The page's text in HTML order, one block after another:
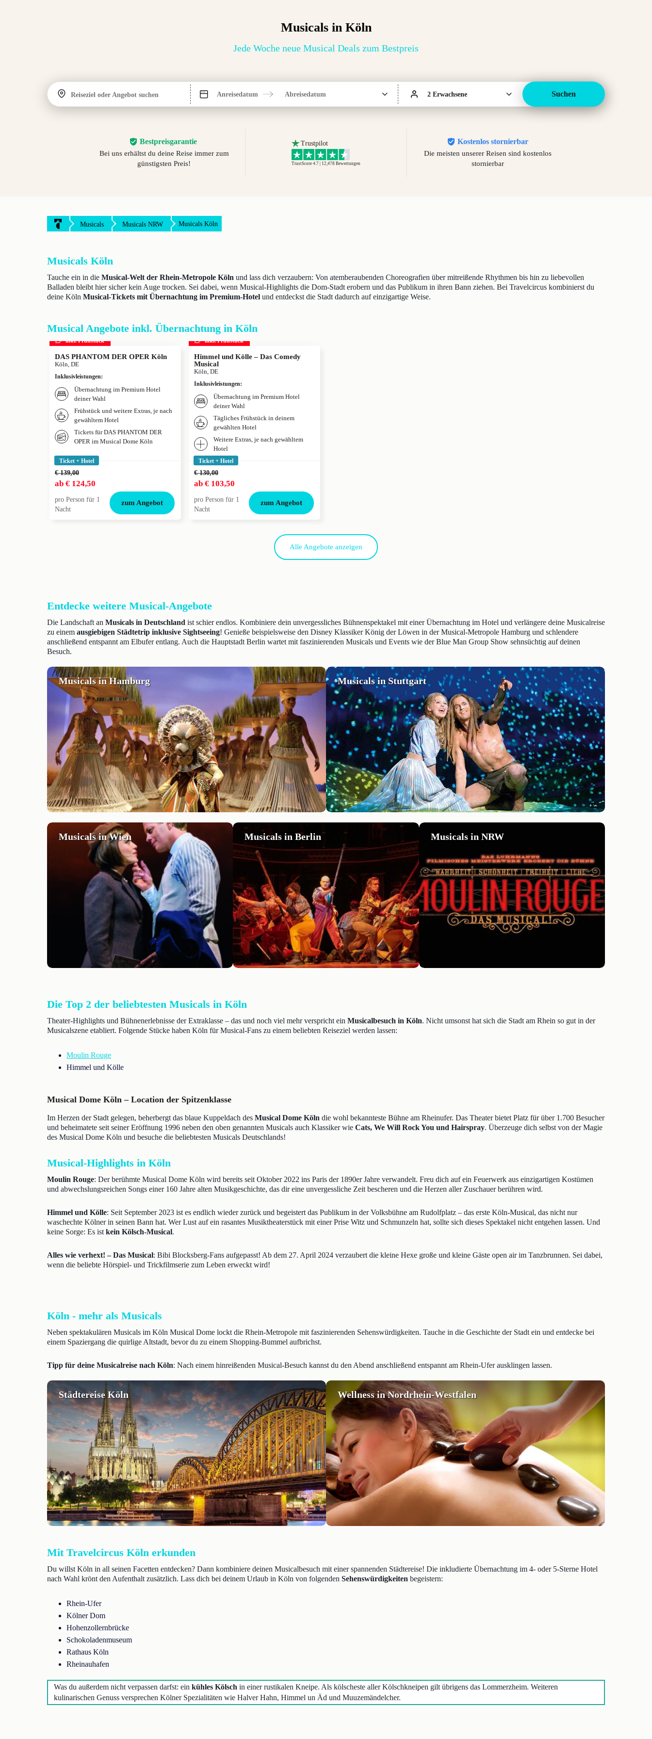
Musicals in Köln
Jede Woche neue Musical Deals zum Bestpreis
Reiseziel oder Angebot suchen Anreisedatum Abreisedatum 2 Erwachsene Suchen
Bestpreisgarantie
Bei uns erhältst du deine Reise immer zum
günstigsten Preis!
Trustpilot
TrustScore 4.7 | 12,478 Bewertungen
Kostenlos stornierbar
Die meisten unserer Reisen sind kostenlos
stornierbar
Musicals Musicals NRW Musicals Köln
Musicals Köln
Tauche ein in die Musical-Welt der Rhein-Metropole Köln und lass dich verzaubern: Von atemberaubenden Choreografien über mitreißende Rhythmen bis hin zu liebevollen
Balladen bleibt hier sicher kein Auge trocken. Sei dabei, wenn Musical-Highlights die Dom-Stadt erobern und das Publikum in ihren Bann ziehen. Bei Travelcircus kombinierst du
deine Köln Musical-Tickets mit Übernachtung im Premium-Hotel und entdeckst die Stadt dadurch auf einzigartige Weise.
Musical Angebote inkl. Übernachtung in Köln
inkl. Frühstück
DAS PHANTOM DER OPER Köln
Köln, DE
Inklusivleistungen:
Übernachtung im Premium Hotel
deiner Wahl
Frühstück und weitere Extras, je nach
gewähltem Hotel
Tickets für DAS PHANTOM DER
OPER im Musical Dome Köln
Ticket + Hotel
€ 139,00
ab € 124,50
pro Person für 1
Nacht
zum Angebot
inkl. Frühstück
Himmel und Kölle – Das Comedy
Musical
Köln, DE
Inklusivleistungen:
Übernachtung im Premium Hotel
deiner Wahl
Tägliches Frühstück in deinem
gewählten Hotel
Weitere Extras, je nach gewähltem
Hotel
Ticket + Hotel
€ 130,00
ab € 103,50
pro Person für 1
Nacht
zum Angebot
Alle Angebote anzeigen
Entdecke weitere Musical-Angebote
Die Landschaft an Musicals in Deutschland ist schier endlos. Kombiniere dein unvergessliches Bühnenspektakel mit einer Übernachtung im Hotel und verlängere deine Musicalreise
zu einem ausgiebigen Städtetrip inklusive Sightseeing! Genieße beispielsweise den Disney Klassiker König der Löwen in der Musical-Metropole Hamburg und schlendere
anschließend entspannt am Elbufer entlang. Auch die Hauptstadt Berlin wartet mit faszinierenden Musicals und Events wie der Blue Man Group Show sehnsüchtig auf deinen
Besuch.
Musicals in Hamburg Musicals in Stuttgart
Musicals in Wien Musicals in Berlin Musicals in NRW
Die Top 2 der beliebtesten Musicals in Köln
Theater-Highlights und Bühnenerlebnisse der Extraklasse – das und noch viel mehr verspricht ein Musicalbesuch in Köln. Nicht umsonst hat sich die Stadt am Rhein so gut in der
Musicalszene etabliert. Folgende Stücke haben Köln für Musical-Fans zu einem beliebten Reiseziel werden lassen:
Moulin Rouge
Himmel und Kölle
Musical Dome Köln – Location der Spitzenklasse
Im Herzen der Stadt gelegen, beherbergt das blaue Kuppeldach des Musical Dome Köln die wohl bekannteste Bühne am Rheinufer. Das Theater bietet Platz für über 1.700 Besucher
und beheimatete seit seiner Eröffnung 1996 neben den oben genannten Musicals auch Klassiker wie Cats, We Will Rock You und Hairspray. Überzeuge dich selbst von der Magie
des Musical Dome Köln und besuche die beliebtesten Musicals Deutschlands!
Musical-Highlights in Köln
Moulin Rouge: Der berühmte Musical Dome Köln wird bereits seit Oktober 2022 ins Paris der 1890er Jahre verwandelt. Freu dich auf ein Feuerwerk aus einzigartigen Kostümen
und abwechslungsreichen Songs einer 160 Jahre alten Musikgeschichte, das dir eine unvergessliche Zeit bescheren und die Herzen aller Zuschauer berühren wird.
Himmel und Kölle: Seit September 2023 ist es endlich wieder zurück und begeistert das Publikum in der Volksbühne am Rudolfplatz – das erste Köln-Musical, das nicht nur
waschechte Kölner in seinen Bann hat. Wer Lust auf ein rasantes Musiktheaterstück mit einer Prise Witz und Schmunzeln hat, sollte sich dieses Spektakel nicht entgehen lassen. Und
keine Sorge: Es ist kein Kölsch-Musical.
Alles wie verhext! – Das Musical: Bibi Blocksberg-Fans aufgepasst! Ab dem 27. April 2024 verzaubert die kleine Hexe große und kleine Gäste open air im Tanzbrunnen. Sei dabei,
wenn die beliebte Hörspiel- und Trickfilmserie zum Leben erweckt wird!
Köln - mehr als Musicals
Neben spektakulären Musicals im Köln Musical Dome lockt die Rhein-Metropole mit faszinierenden Sehenswürdigkeiten. Tauche in die Geschichte der Stadt ein und entdecke bei
einem Spaziergang die quirlige Altstadt, bevor du zu einem Shopping-Bummel aufbrichst.
Tipp für deine Musicalreise nach Köln: Nach einem hinreißenden Musical-Besuch kannst du den Abend anschließend entspannt am Rhein-Ufer ausklingen lassen.
Städtereise Köln Wellness in Nordrhein-Westfalen
Mit Travelcircus Köln erkunden
Du willst Köln in all seinen Facetten entdecken? Dann kombiniere deinen Musicalbesuch mit einer spannenden Städtereise! Die inkludierte Übernachtung im 4- oder 5-Sterne Hotel
nach Wahl krönt den Aufenthalt zusätzlich. Lass dich bei deinem Urlaub in Köln von folgenden Sehenswürdigkeiten begeistern:
Rhein-Ufer
Kölner Dom
Hohenzollernbrücke
Schokoladenmuseum
Rathaus Köln
Rheinauhafen
Was du außerdem nicht verpassen darfst: ein kühles Kölsch in einer rustikalen Kneipe. Als kölscheste aller Kölschkneipen gilt übrigens das Lommerzheim. Weiteren
kulinarischen Genuss versprechen Kölner Spezialitäten wie Halver Hahn, Himmel un Äd und Muuzemändelcher.